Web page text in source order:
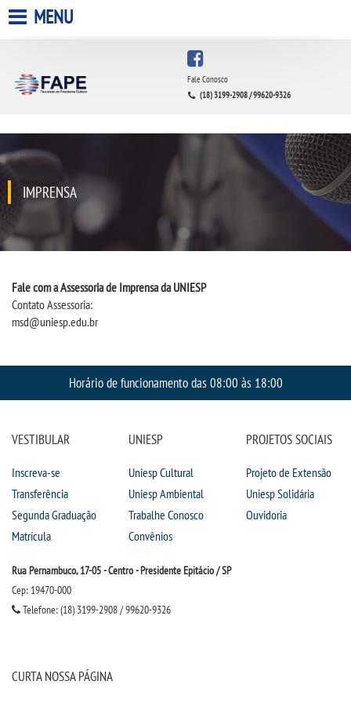
A FACULDADE
QUEM SOMOS
INFRAESTRUTURA
CPA
PROUNI
CURSOS
TECNOLÓGICOS
VESTIBULAR
MENU
Fale Conosco
(18) 3199-2908 / 99620-9326
IMPRENSA
Fale com a Assessoria de Imprensa da UNIESP
Contato Assessoria:
msd@uniesp.edu.br
Horário de funcionamento das 08:00 às 18:00
VESTIBULAR
Inscreva-se
Transferência
Segunda Graduação
Matrícula
UNIESP
Uniesp Cultural
Uniesp Ambiental
Trabalhe Conosco
Convênios
PROJETOS SOCIAIS
Projeto de Extensão
Uniesp Solidária
Ouvidoria
Rua Pernambuco, 17-05 - Centro - Presidente Epitácio / SP
Cep: 19470-000
Telefone: (18) 3199-2908 / 99620-9326
CURTA NOSSA PÁGINA